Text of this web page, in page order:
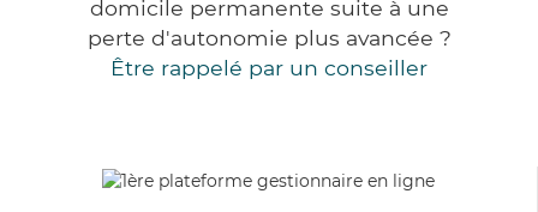
domicile permanente suite à une
perte d'autonomie plus avancée ?
Être rappelé par un conseiller